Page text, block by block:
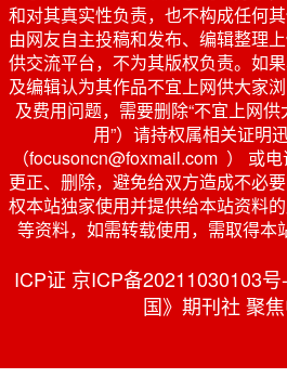
和对其真实性负责，也不构成任何
由网友自主投稿和发布、编辑整理
供交流平台，不为其版权负责。如
及编辑认为其作品不宜上网供大家
及费用问题，需要删除“不宜上网
用”）请持权属相关证明
（focusoncn@foxmail.com ） 或
更正、删除，避免给双方造成不必
权本站独家使用并提供给本站资料
等资料，如需转载使用，需取得本
ICP证 京ICP备20211030103
国》期刊社 聚